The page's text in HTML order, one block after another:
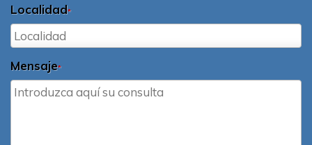
Localidad*
Mensaje*